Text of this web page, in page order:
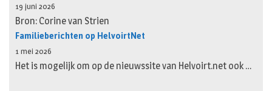
19 juni 2026
Bron: Corine van Strien
Familieberichten op HelvoirtNet
1 mei 2026
Het is mogelijk om op de nieuwssite van Helvoirt.net ook …